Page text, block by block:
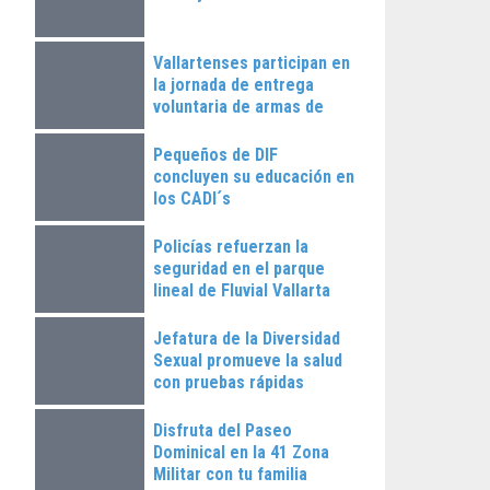
Vallartenses participan en
la jornada de entrega
voluntaria de armas de
Pequeños de DIF
concluyen su educación en
los CADI´s
Policías refuerzan la
seguridad en el parque
lineal de Fluvial Vallarta
Jefatura de la Diversidad
Sexual promueve la salud
con pruebas rápidas
Disfruta del Paseo
Dominical en la 41 Zona
Militar con tu familia